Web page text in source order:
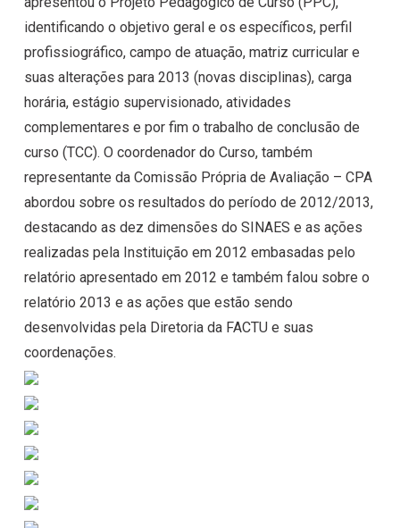
identificando o objetivo geral e os específicos, perfil
profissiográfico, campo de atuação, matriz curricular e
suas alterações para 2013 (novas disciplinas), carga
horária, estágio supervisionado, atividades
complementares e por fim o trabalho de conclusão de
curso (TCC). O coordenador do Curso, também
representante da Comissão Própria de Avaliação – CPA
abordou sobre os resultados do período de 2012/2013,
destacando as dez dimensões do SINAES e as ações
realizadas pela Instituição em 2012 embasadas pelo
relatório apresentado em 2012 e também falou sobre o
relatório 2013 e as ações que estão sendo
desenvolvidas pela Diretoria da FACTU e suas
coordenações.